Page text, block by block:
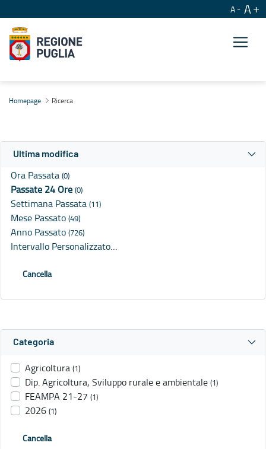
A A
Homepage Ricerca
Ultima modifica
Ora Passata (0)
Passate 24 Ore (0)
Settimana Passata (11)
Mese Passato (49)
Anno Passato (726)
Intervallo Personalizzato…
Cancella
Categoria
Agricoltura (1)
Dip. Agricoltura, Sviluppo rurale e ambientale (1)
FEAMPA 21-27 (1)
2026 (1)
Cancella